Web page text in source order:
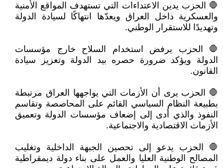
🛑 الحزب يدين الاعتداءات التي تستهدف المواقع الأمنية
والعسكرية داخل العراق ويعدّها انتهاكًا لسيادة الدولة
وتهديدًا للاستقرار الوطني.
🛑 الحزب يرفض استخدام السلاح خارج مؤسسات
الدولة ويؤكد ضرورة حصره بيد الدولة وتعزيز سيادة
القانون.
🛑 الحزب يرى أن الأزمات التي يواجهها العراق مرتبطة
بطبيعة النظام السياسي القائم على المحاصصة وتقاسم
النفوذ والذي أدى إلى إضعاف مؤسسات الدولة وتعميق
الأزمات الاقتصادية والاجتماعية.
🛑 الحزب يدعو إلى تحصين الجبهة الداخلية وتغليب
المصالح الوطنية العليا والعمل على بناء دولة ديمقراطية